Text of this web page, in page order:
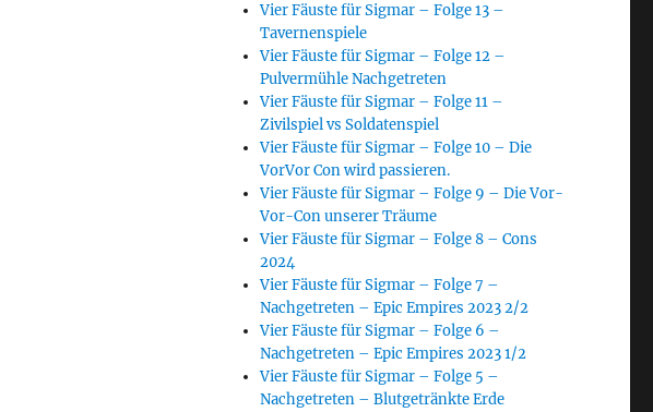
Vier Fäuste für Sigmar – Folge 13 –
Tavernenspiele
Vier Fäuste für Sigmar – Folge 12 –
Pulvermühle Nachgetreten
Vier Fäuste für Sigmar – Folge 11 –
Zivilspiel vs Soldatenspiel
Vier Fäuste für Sigmar – Folge 10 – Die
VorVor Con wird passieren.
Vier Fäuste für Sigmar – Folge 9 – Die Vor-
Vor-Con unserer Träume
Vier Fäuste für Sigmar – Folge 8 – Cons
2024
Vier Fäuste für Sigmar – Folge 7 –
Nachgetreten – Epic Empires 2023 2/2
Vier Fäuste für Sigmar – Folge 6 –
Nachgetreten – Epic Empires 2023 1/2
Vier Fäuste für Sigmar – Folge 5 –
Nachgetreten – Blutgetränkte Erde